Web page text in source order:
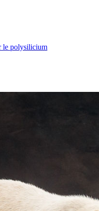
le polysilicium